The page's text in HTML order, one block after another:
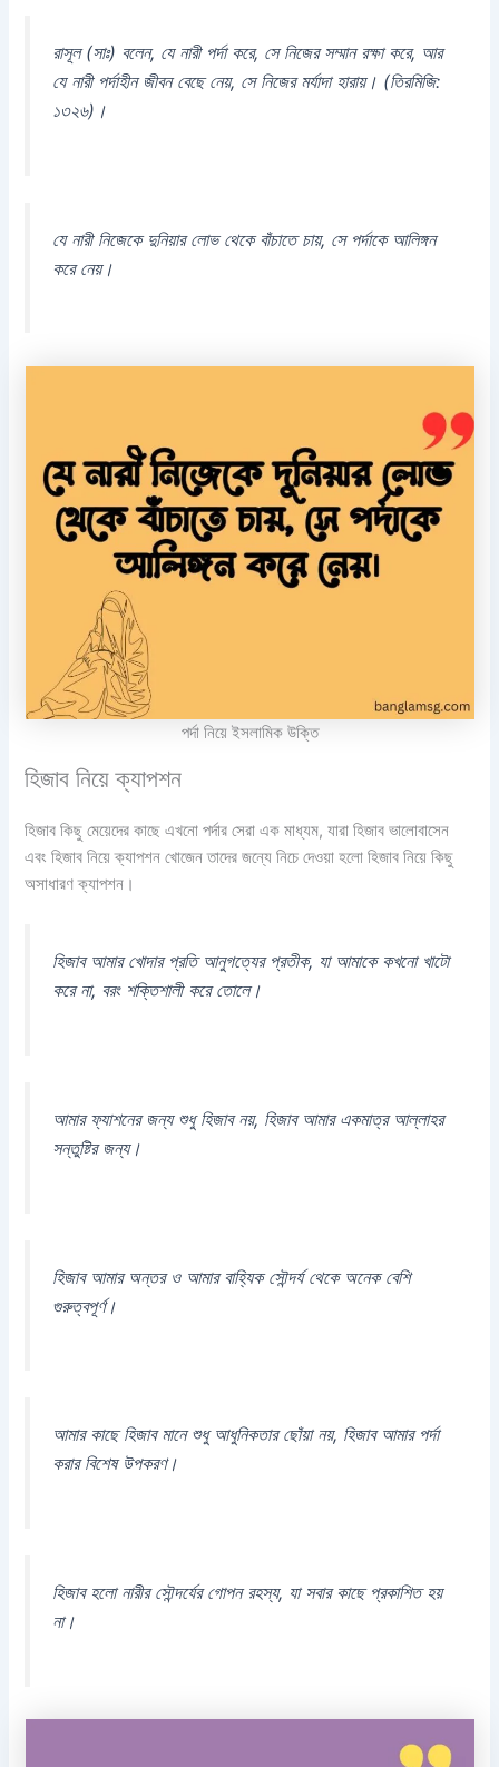
রাসূল (সাঃ) বলেন, যে নারী পর্দা করে, সে নিজের সম্মান রক্ষা করে, আর
যে নারী পর্দাহীন জীবন বেছে নেয়, সে নিজের মর্যাদা হারায়। (তিরমিজি:
১৩২৬)।
যে নারী নিজেকে দুনিয়ার লোভ থেকে বাঁচাতে চায়, সে পর্দাকে আলিঙ্গন
করে নেয়।
পর্দা নিয়ে ইসলামিক উক্তি
হিজাব নিয়ে ক্যাপশন
হিজাব কিছু মেয়েদের কাছে এখনো পর্দার সেরা এক মাধ্যম, যারা হিজাব ভালোবাসেন
এবং হিজাব নিয়ে ক্যাপশন খোজেন তাদের জন্যে নিচে দেওয়া হলো হিজাব নিয়ে কিছু
অসাধারণ ক্যাপশন।
হিজাব আমার খোদার প্রতি আনুগত্যের প্রতীক, যা আমাকে কখনো খাটো
করে না, বরং শক্তিশালী করে তোলে।
আমার ফ্যাশনের জন্য শুধু হিজাব নয়, হিজাব আমার একমাত্র আল্লাহর
সন্তুষ্টির জন্য।
হিজাব আমার অন্তর ও আমার বাহ্যিক সৌন্দর্য থেকে অনেক বেশি
গুরুত্বপূর্ণ।
আমার কাছে হিজাব মানে শুধু আধুনিকতার ছোঁয়া নয়, হিজাব আমার পর্দা
করার বিশেষ উপকরণ।
হিজাব হলো নারীর সৌন্দর্যের গোপন রহস্য, যা সবার কাছে প্রকাশিত হয়
না।